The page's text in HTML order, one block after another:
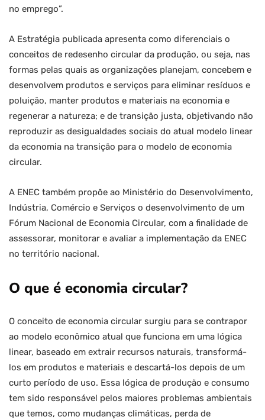
no emprego”.
A Estratégia publicada apresenta como diferenciais o
conceitos de redesenho circular da produção, ou seja, nas
formas pelas quais as organizações planejam, concebem e
desenvolvem produtos e serviços para eliminar resíduos e
poluição, manter produtos e materiais na economia e
regenerar a natureza; e de transição justa, objetivando não
reproduzir as desigualdades sociais do atual modelo linear
da economia na transição para o modelo de economia
circular.
A ENEC também propõe ao Ministério do Desenvolvimento,
Indústria, Comércio e Serviços o desenvolvimento de um
Fórum Nacional de Economia Circular, com a finalidade de
assessorar, monitorar e avaliar a implementação da ENEC
no território nacional.
O que é economia circular?
O conceito de economia circular surgiu para se contrapor
ao modelo econômico atual que funciona em uma lógica
linear, baseado em extrair recursos naturais, transformá-
los em produtos e materiais e descartá-los depois de um
curto período de uso. Essa lógica de produção e consumo
tem sido responsável pelos maiores problemas ambientais
que temos, como mudanças climáticas, perda de